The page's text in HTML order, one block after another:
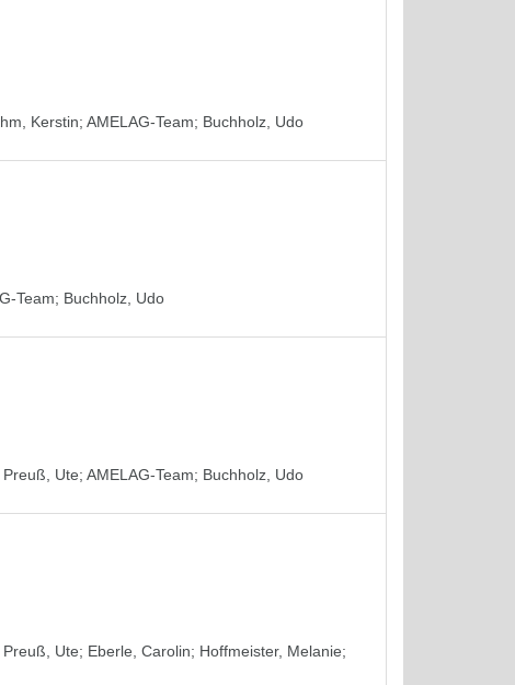
Kerstin; AMELAG-Team; Buchholz, Udo
Team; Buchholz, Udo
Preuß, Ute; AMELAG-Team; Buchholz, Udo
Preuß, Ute; Eberle, Carolin; Hoffmeister, Melanie;